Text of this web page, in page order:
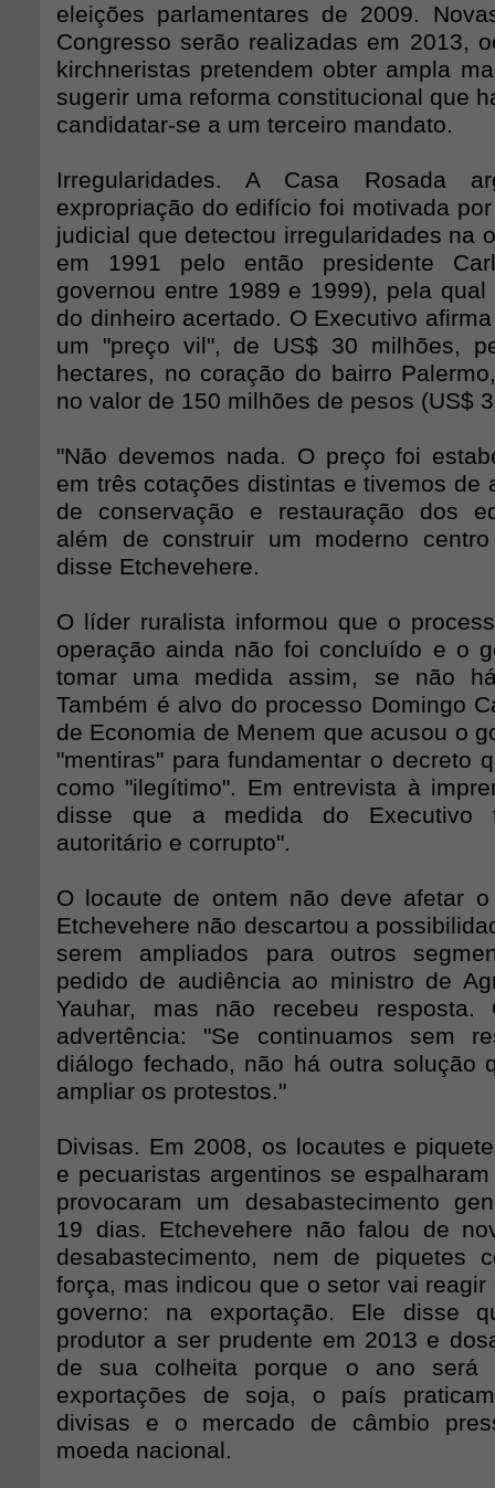
eleições parlamentares de 2009.
Congresso serão realizadas em 2013,
kirchneristas pretendem obter ampla
sugerir uma reforma constitucional que
candidatar-se a um terceiro mandato.
Irregularidades. A Casa Rosada
expropriação do edifício foi motivada
judicial que detectou irregularidades na
em 1991 pelo então presidente
governou entre 1989 e 1999), pela
do dinheiro acertado. O Executivo
um "preço vil", de US$ 30 milhões,
hectares, no coração do bairro
no valor de 150 milhões de pesos (US$
"Não devemos nada. O preço foi
em três cotações distintas e tivemos de
de conservação e restauração dos
além de construir um moderno
disse Etchevehere.
O líder ruralista informou que o
operação ainda não foi concluído e o
tomar uma medida assim, se não
Também é alvo do processo Domingo
de Economia de Menem que acusou o
"mentiras" para fundamentar o decreto
como "ilegítimo". Em entrevista à
disse que a medida do Executivo
autoritário e corrupto".
O locaute de ontem não deve afetar o
Etchevehere não descartou a
serem ampliados para outros
pedido de audiência ao ministro de
Yauhar, mas não recebeu
advertência: "Se continuamos sem
diálogo fechado, não há outra solução
ampliar os protestos."
Divisas. Em 2008, os locautes e
e pecuaristas argentinos se
provocaram um desabastecimento
19 dias. Etchevehere não falou de
desabastecimento, nem de piquetes
força, mas indicou que o setor vai
governo: na exportação. Ele disse
produtor a ser prudente em 2013 e
de sua colheita porque o ano será
exportações de soja, o país
divisas e o mercado de câmbio
moeda nacional.